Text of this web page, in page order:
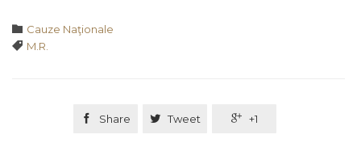
 Category
Cauze Naţionale
 Tags
M.R.
 Share  Tweet  +1